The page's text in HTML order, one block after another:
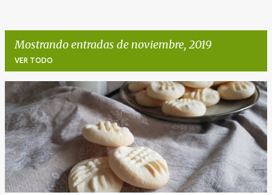
Mostrando entradas de noviembre, 2019
VER TODO
E
n
t
r
a
d